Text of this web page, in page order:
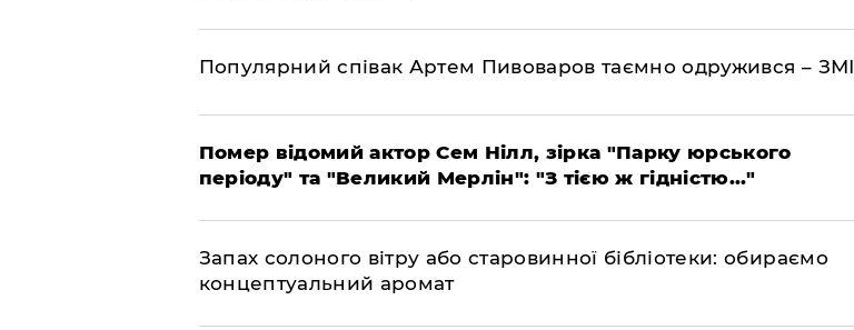
Популярний співак Артем Пивоваров таємно одружився – ЗМІ
Помер відомий актор Сем Нілл, зірка "Парку юрського
періоду" та "Великий Мерлін": "З тією ж гідністю..."
Запах солоного вітру або старовинної бібліотеки: обираємо
концептуальний аромат